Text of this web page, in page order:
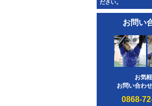
ださい。
お問い
お気
お問い合わ
0868-